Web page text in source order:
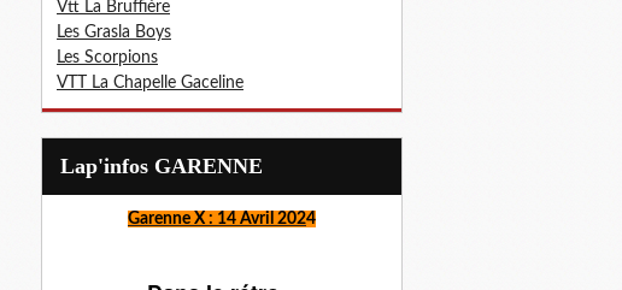
Vtt La Bruffière
Les Grasla Boys
Les Scorpions
VTT La Chapelle Gaceline
Lap'infos GARENNE
Garenne X : 14 Avril 2024